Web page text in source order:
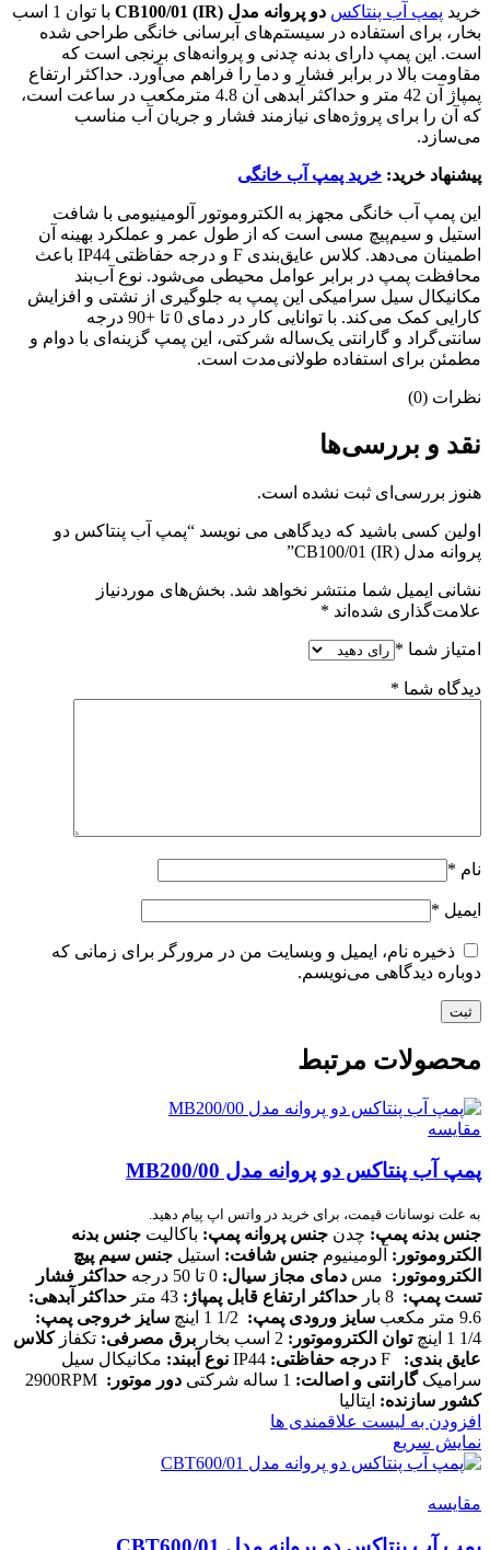
خرید پمپ آب پنتاکس دو پروانه مدل CB100/01 (IR)
با توان 1 اسب
بخار، برای استفاده در سیستم‌های آبرسانی خانگی طراحی شده
است. این پمپ دارای بدنه چدنی و پروانه‌های برنجی است که
مقاومت بالا در برابر فشار و دما را فراهم می‌آورد. حداکثر ارتفاع
پمپاژ آن 42 متر و حداکثر آبدهی آن 4.8 مترمکعب در ساعت است،
که آن را برای پروژه‌های نیازمند فشار و جریان آب مناسب
می‌سازد.
پیشنهاد خرید: خرید پمپ آب خانگی
این پمپ آب خانگی مجهز به الکتروموتور آلومینیومی با شافت
استیل و سیم‌پیچ مسی است که از طول عمر و عملکرد بهینه آن
اطمینان می‌دهد. کلاس عایق‌بندی F و درجه حفاظتی IP44 باعث
محافظت پمپ در برابر عوامل محیطی می‌شود. نوع آب‌بند
مکانیکال سیل سرامیکی این پمپ به جلوگیری از نشتی و افزایش
کارایی کمک می‌کند. با توانایی کار در دمای 0 تا +90 درجه
سانتی‌گراد و گارانتی یک‌ساله شرکتی، این پمپ گزینه‌ای با دوام و
مطمئن برای استفاده طولانی‌مدت است.
نظرات (0)
نقد و بررسی‌ها
هنوز بررسی‌ای ثبت نشده است.
اولین کسی باشید که دیدگاهی می نویسد “پمپ آب پنتاکس دو
پروانه مدل CB100/01 (IR)”
نشانی ایمیل شما منتشر نخواهد شد. بخش‌های موردنیاز
علامت‌گذاری شده‌اند *
امتیاز شما *
دیدگاه شما *
نام *
ایمیل *
ذخیره نام، ایمیل و وبسایت من در مرورگر برای زمانی که
دوباره دیدگاهی می‌نویسم.
محصولات مرتبط
مقایسه
پمپ آب پنتاکس دو پروانه مدل MB200/00
به علت نوسانات قیمت، برای خرید در واتس اپ پیام دهید.
جنس بدنه پمپ: چدن جنس پروانه پمپ: باکالیت جنس بدنه
الکتروموتور : آلومینیوم جنس شافت: استیل جنس سیم پیچ
الکتروموتور : مس دمای مجاز سیال:
حداکثر فشار
تست پمپ: حداکثر ارتفاع قابل پمپاژ : حداکثر آبدهی:
9.6 متر مکعب
سایز ورودی پمپ: سایز خروجی پمپ:
1/4 1 اینچ
توان الکتروموتور : برق مصرفی: تکفازکلاس
عایق بندی: درجه حفاظتی: نوع آببند: مکانیکال سیل
سرامیکگارانتی و اصالت: دور موتور :
کشور سازنده: ایتالیا
افزودن به لیست علاقمندی ها
نمایش سریع
مقایسه